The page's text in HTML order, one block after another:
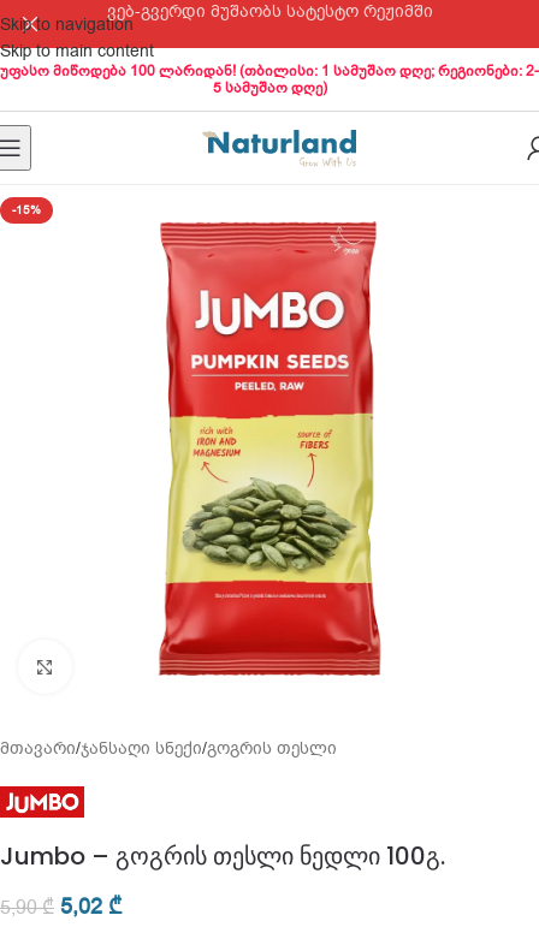
Skip to navigation
Skip to main content
ვებ-გვერდი მუშაობს სატესტო რეჟიმში
უფასო მიწოდება 100 ლარიდან! (თბილისი: 1 სამუშაო დღე; რეგიონები: 2-
5 სამუშაო დღე)
-15%
მთავარი/ჯანსაღი სნექი/გოგრის თესლი
Jumbo – გოგრის თესლი ნედლი 100გ.
5,90₾ 5,02 ₾